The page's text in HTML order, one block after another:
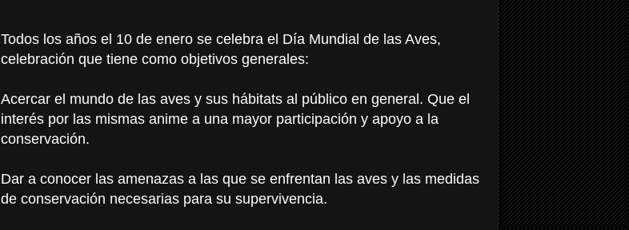
Todos los años el 10 de enero se celebra el Día Mundial de las Aves,
celebración que tiene como objetivos generales:
Acercar el mundo de las aves y sus hábitats al público en general. Que el
interés por las mismas anime a una mayor participación y apoyo a la
conservación.
Dar a conocer las amenazas a las que se enfrentan las aves y las medidas
de conservación necesarias para su supervivencia.